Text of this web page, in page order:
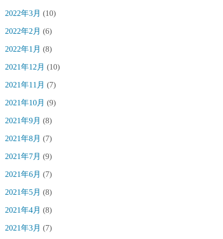
2022年3月 (10)
2022年2月 (6)
2022年1月 (8)
2021年12月 (10)
2021年11月 (7)
2021年10月 (9)
2021年9月 (8)
2021年8月 (7)
2021年7月 (9)
2021年6月 (7)
2021年5月 (8)
2021年4月 (8)
2021年3月 (7)